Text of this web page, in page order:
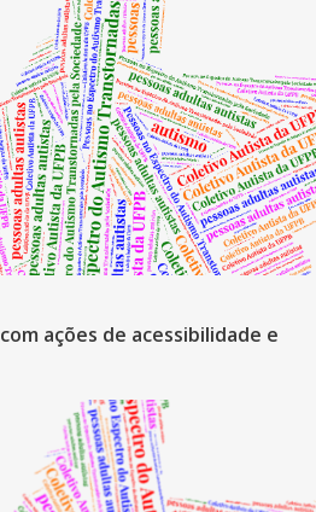
ações de acessibilidade e